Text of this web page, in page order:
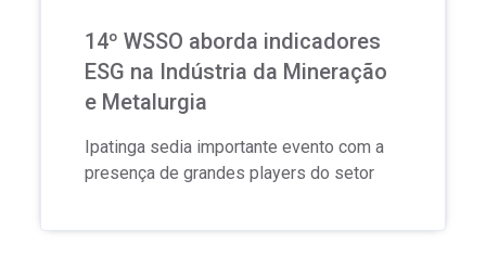
14º WSSO aborda indicadores
ESG na Indústria da Mineração
e Metalurgia
Ipatinga sedia importante evento com a
presença de grandes players do setor